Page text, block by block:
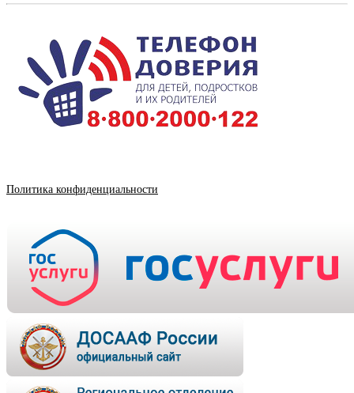
Политика конфиденциальности